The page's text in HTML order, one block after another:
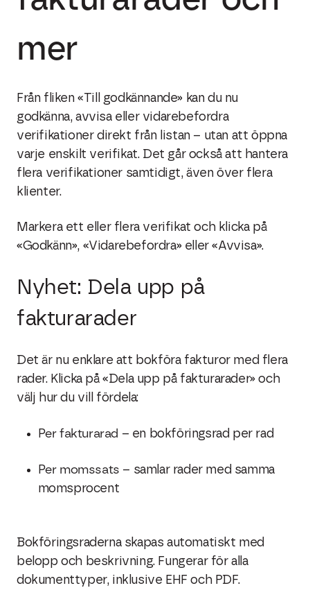
mer
Från fliken «Till godkännande» kan du nu
godkänna, avvisa eller vidarebefordra
verifikationer direkt från listan – utan att öppna
varje enskilt verifikat. Det går också att hantera
flera verifikationer samtidigt, även över flera
klienter.
Markera ett eller flera verifikat och klicka på
«Godkänn», «Vidarebefordra» eller «Avvisa».
Nyhet: Dela upp på
fakturarader
Det är nu enklare att bokföra fakturor med flera
rader. Klicka på «Dela upp på fakturarader» och
välj hur du vill fördela:
Per fakturarad – en bokföringsrad per rad
Per momssats – samlar rader med samma
momsprocent
Bokföringsraderna skapas automatiskt med
belopp och beskrivning. Fungerar för alla
dokumenttyper, inklusive EHF och PDF.